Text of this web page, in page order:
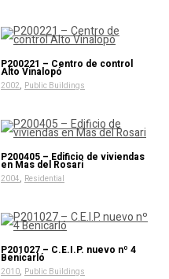
P200221 – Centro de control
Alto Vinalopó
2002, Public Buildings
P200405 – Edificio de viviendas
en Mas del Rosari
2004, Residential
P201027 – C.E.I.P. nuevo nº 4
Benicarló
2010, Public Buildings